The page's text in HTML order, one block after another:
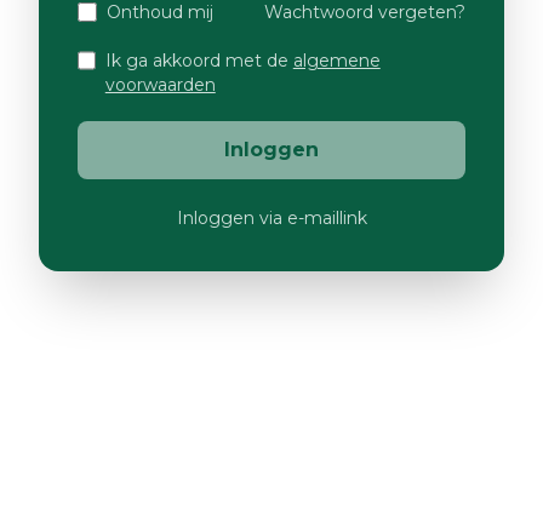
Onthoud mij Wachtwoord vergeten?
Ik ga akkoord met de algemene
voorwaarden
Inloggen
Inloggen via e-maillink